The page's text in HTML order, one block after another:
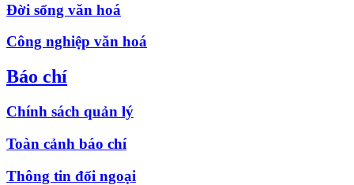
Đời sống văn hoá
Công nghiệp văn hoá
Báo chí
Chính sách quản lý
Toàn cảnh báo chí
Thông tin đối ngoại